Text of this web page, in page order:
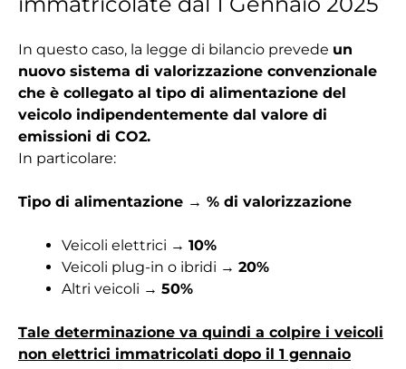
In questo caso, la legge di bilancio prevede un
nuovo sistema di valorizzazione convenzionale
che è collegato al tipo di alimentazione del
veicolo indipendentemente dal valore di
emissioni di CO2.
In particolare:
Tipo di alimentazione → % di valorizzazione
Veicoli elettrici → 10%
Veicoli plug-in o ibridi → 20%
Altri veicoli → 50%
Tale determinazione va quindi a colpire i veicoli
non elettrici immatricolati dopo il 1 gennaio